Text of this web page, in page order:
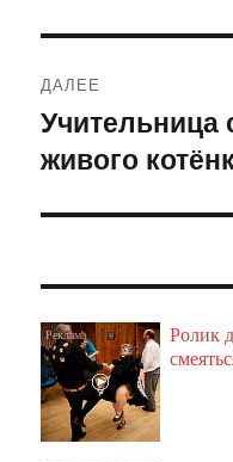
ДАЛЕЕ
Следующая
запись:
Учительница
живого
Ролик